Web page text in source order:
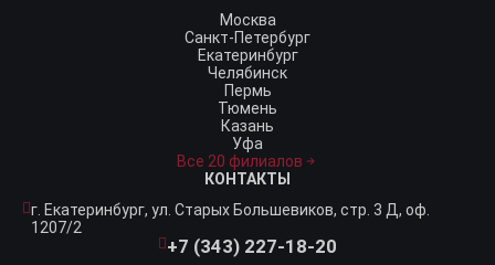
Москва
Санкт-Петербург
Екатеринбург
Челябинск
Пермь
Тюмень
Казань
Уфа
Все 20 филиалов
КОНТАКТЫ
г. Екатеринбург, ул. Старых Большевиков, стр. 3 Д, оф.
1207/2
+7 (343) 227-18-20